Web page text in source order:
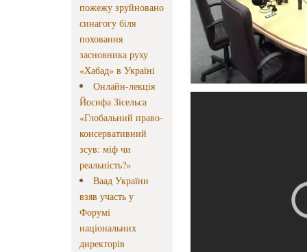
пожежу зруйновано
синагогу біля
поховання
засновника руху
«Хабад» в Україні
Онлайн-лекція
Йосифа Зісельса
«Глобальний право-
консервативний
зсув: міф чи
реальність?»
Ваад України
взяв участь у
Форумі
національних
директорів